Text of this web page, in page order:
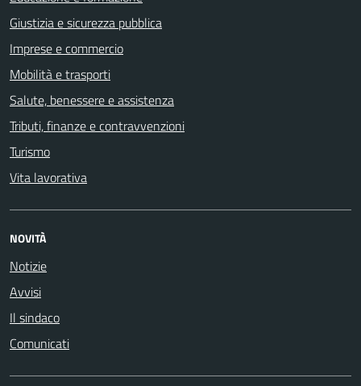
Giustizia e sicurezza pubblica
Imprese e commercio
Mobilità e trasporti
Salute, benessere e assistenza
Tributi, finanze e contravvenzioni
Turismo
Vita lavorativa
NOVITÀ
Notizie
Avvisi
Il sindaco
Comunicati